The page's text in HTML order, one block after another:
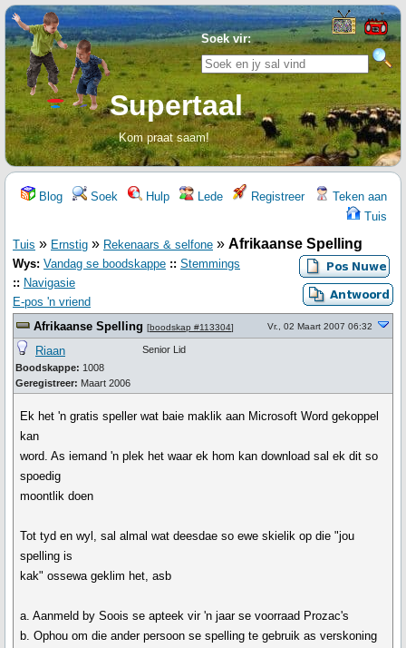
Soek vir:
Supertaal
Kom praat saam!
Blog Soek Hulp Lede Registreer
Teken aan
Tuis
Tuis » Ernstig » Rekenaars & selfone » Afrikaanse Spelling
Wys: Vandag se boodskappe :: Stemmings
:: Navigasie
E-pos 'n vriend
Afrikaanse Spelling [boodskap #113304] Vr., 02 Maart 2007 06:32
Riaan
Boodskappe: 1008
Geregistreer: Maart 2006
Senior Lid
Ek het 'n gratis speller wat baie maklik aan Microsoft Word gekoppel
kan
word. As iemand 'n plek het waar ek hom kan download sal ek dit so
spoedig
moontlik doen
Tot tyd en wyl, sal almal wat deesdae so ewe skielik op die "jou
spelling is
kak" ossewa geklim het, asb
a. Aanmeld by Soois se apteek vir 'n jaar se voorraad Prozac's
b. Ophou om die ander persoon se spelling te gebruik as verskoning